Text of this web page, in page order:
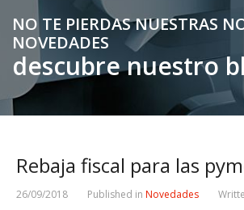
NO TE PIERDAS NUESTRAS
NOVEDADES
descubre nuestro
Rebaja fiscal para las
26/09/2018 Published in Novedades